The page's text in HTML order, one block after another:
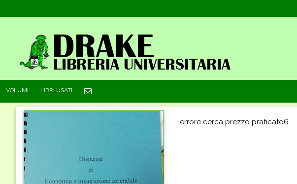
VOLUMI LIBRI USATI
errore cerca prezzo praticato6